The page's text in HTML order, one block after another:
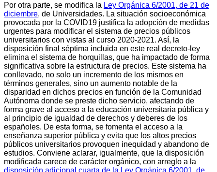
Por otra parte, se modifica la Ley Orgánica 6/2001, de 21 de
diciembre, de Universidades. La situación socioeconómica
provocada por la COVID19 justifica la adopción de medidas
urgentes para modificar el sistema de precios públicos
universitarios con vistas al curso 2020-2021. Así, la
disposición final séptima incluida en este real decreto-ley
elimina el sistema de horquillas, que ha impactado de forma
significativa sobre la estructura de precios. Este sistema ha
conllevado, no solo un incremento de los mismos en
términos generales, sino un aumento notable de la
disparidad en dichos precios en función de la Comunidad
Autónoma donde se preste dicho servicio, afectando de
forma grave al acceso a la educación universitaria pública y
al principio de igualdad de derechos y deberes de los
españoles. De esta forma, se fomenta el acceso a la
enseñanza superior pública y evita que los altos precios
públicos universitarios provoquen inequidad y abandono de
estudios. Conviene aclarar, igualmente, que la disposición
modificada carece de carácter orgánico, con arreglo a la
disposición adicional cuarta de la Ley Orgánica 6/2001, de